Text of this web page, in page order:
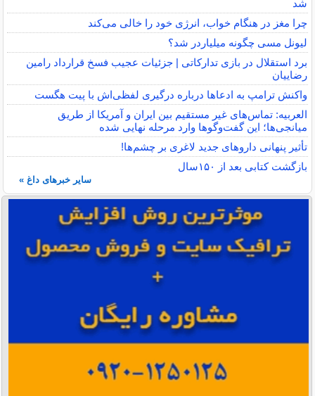
شد
چرا مغز در هنگام خواب، انرژی خود را خالی می‌کند
لیونل مسی چگونه میلیاردر شد؟
برد استقلال در بازی تدارکاتی | جزئیات عجیب فسخ قرارداد رامین
رضاییان
واکنش ترامپ به ادعاها درباره درگیری لفظی‌اش با پیت هگست
العربیه: تماس‌های غیر مستقیم بین ایران و آمریکا از طریق
میانجی‌ها؛ این گفت‌و‌گو‌ها وارد مرحله نهایی شده
تأثیر پنهانی داروهای جدید لاغری بر چشم‌ها!
بازگشت کتابی بعد از ۱۵۰سال
سایر خبرهای داغ »